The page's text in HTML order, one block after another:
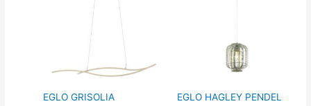
EGLO GRISOLIA
EGLO HAGLEY PENDEL